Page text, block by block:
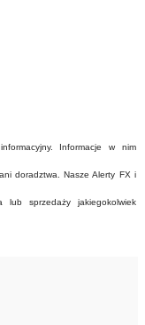
Informacje w nim
doradztwa. Nasze Alerty FX i
sprzedaży jakiegokolwiek